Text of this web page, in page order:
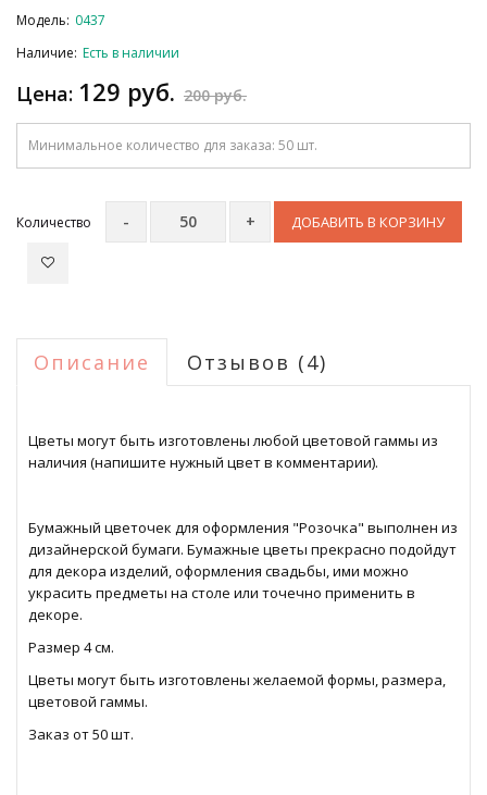
Модель: 0437
Наличие: Есть в наличии
Цена: 129 руб. 200 руб.
Минимальное количество для заказа: 50 шт.
Количество ДОБАВИТЬ В КОРЗИНУ
Описание Отзывов (4)
Цветы могут быть изготовлены любой цветовой гаммы из
наличия (напишите нужный цвет в комментарии).
Бумажный цветочек для оформления "Розочка" выполнен из
дизайнерской бумаги. Бумажные цветы прекрасно подойдут
для декора изделий, оформления свадьбы, ими можно
украсить предметы на столе или точечно применить в
декоре.
Размер 4 см.
Цветы могут быть изготовлены желаемой формы, размера,
цветовой гаммы.
Заказ от 50 шт.